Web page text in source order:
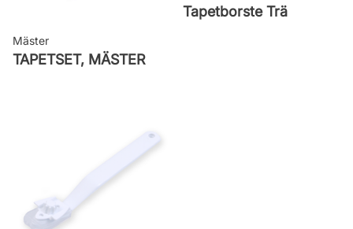
Mäster
TAPETSET, MÄSTER
Tapetborste Trä